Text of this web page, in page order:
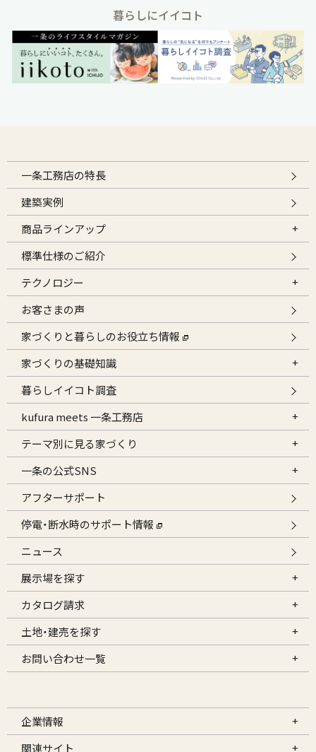
暮らしにイイコト
一条工務店の特長
建築実例
商品ラインアップ
標準仕様のご紹介
テクノロジー
お客さまの声
家づくりと暮らしのお役立ち情報
家づくりの基礎知識
暮らしイイコト調査
kufura meets 一条工務店
テーマ別に見る家づくり
一条の公式SNS
アフターサポート
停電・断水時のサポート情報
ニュース
展示場を探す
カタログ請求
土地・建売を探す
お問い合わせ一覧
企業情報
関連サイト